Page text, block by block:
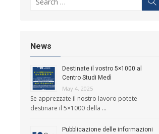
News
Destinate il vostro 5×1000 al
Centro Studi Medì
May 4, 2025
Se apprezzate il nostro lavoro potete
destinare il 5×1000 della …
Pubblicazione delle informazioni